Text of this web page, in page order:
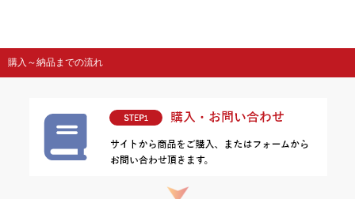
購入～納品までの流れ